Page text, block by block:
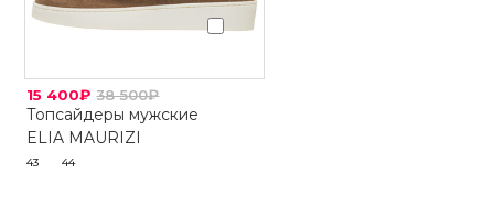
15 400₽ 38 500₽
Топсайдеры мужские
ELIA MAURIZI
43 44